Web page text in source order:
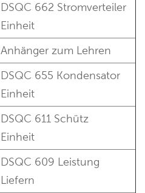
DSQC 662 Stromverteiler
Einheit
Anhänger zum Lehren
DSQC 655 Kondensator
Einheit
DSQC 611 Schütz
Einheit
DSQC 609 Leistung
Liefern